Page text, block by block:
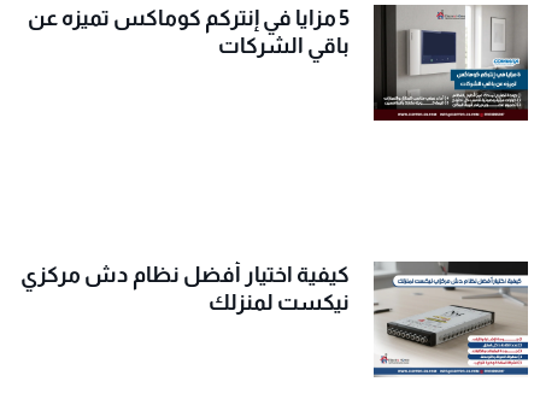
5 مزايا في إنتركم كوماكس تميزه عن
باقي الشركات
كيفية اختيار أفضل نظام دش مركزي
نيكست لمنزلك